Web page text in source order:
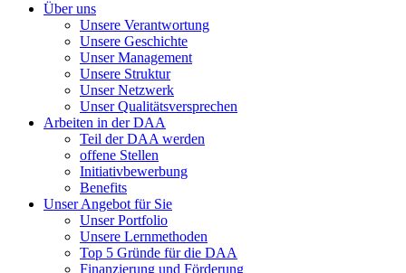
Über uns
Unsere Verantwortung
Unsere Geschichte
Unser Management
Unsere Struktur
Unser Netzwerk
Unser Qualitätsversprechen
Arbeiten in der DAA
Teil der DAA werden
offene Stellen
Initiativbewerbung
Benefits
Unser Angebot für Sie
Unser Portfolio
Unsere Lernmethoden
Top 5 Gründe für die DAA
Finanzierung und Förderung